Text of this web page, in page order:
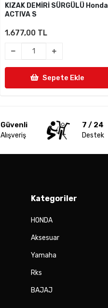
KIZAK DEMİRİ SÜRGÜLÜ Honda
ACTIVA S
1.677,00 TL
Sepete Ekle
Güvenli
Alışveriş
7 / 24
Destek
Kategoriler
HONDA
Aksesuar
Yamaha
Rks
BAJAJ